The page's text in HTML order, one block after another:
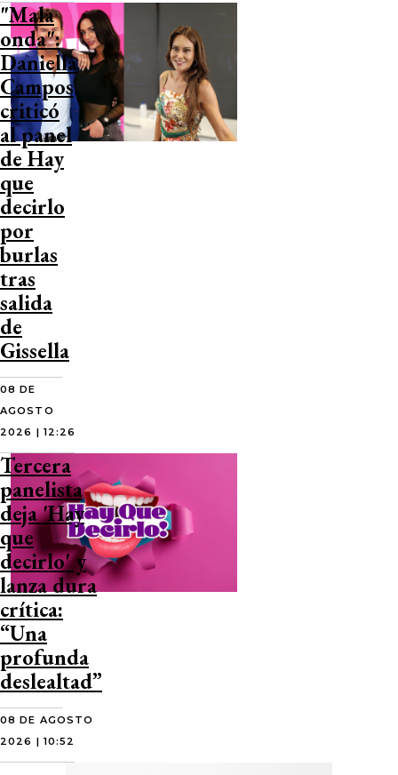
"Mala
onda":
Daniella
Campos
criticó
al panel
de Hay
que
decirlo
por
burlas
tras
salida
de
Gissella
08 DE
AGOSTO
2026 | 12:26
Tercera
panelista
deja 'Hay
que
decirlo' y
lanza dura
crítica:
“Una
profunda
deslealtad”
08 DE AGOSTO
2026 | 10:52